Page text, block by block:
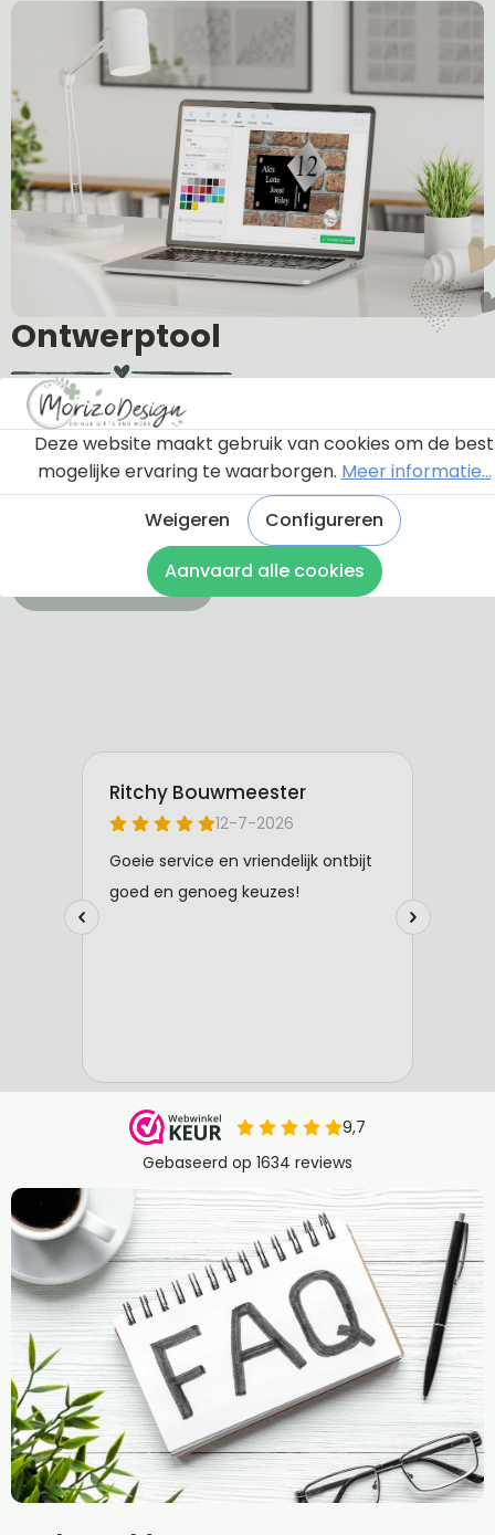
Ontwerptool
Via onderstaande knop komt u bij een instructie en
een tutorial die u een rondleiding geeft door de
ontwerptool. Hierdoor weet u precies hoe u zelf uw
naambordje helemaal kunt aanpassen en naar uw
eigen smaak kunt ontwerpen.
Bekijk de instructie
Deze website maakt gebruik van cookies om de best
mogelijke ervaring te waarborgen. Meer informatie...
Weigeren
Configureren
Aanvaard alle cookies